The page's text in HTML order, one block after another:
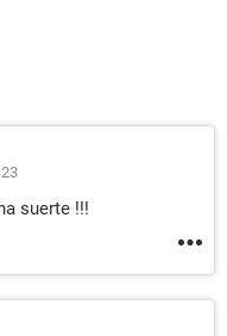
suerte !!!